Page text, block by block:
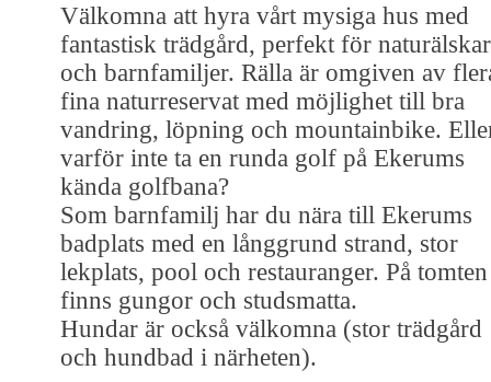
Välkomna att hyra vårt mysiga hus med
fantastisk trädgård, perfekt för
och barnfamiljer. Rälla är omgiven av
fina naturreservat med möjlighet till bra
vandring, löpning och mountainbike.
varför inte ta en runda golf på Ekerums
kända golfbana?
Som barnfamilj har du nära till Ekerums
badplats med en långgrund strand, stor
lekplats, pool och restauranger. På tomten
finns gungor och studsmatta.
Hundar är också välkomna (stor trädgård
och hundbad i närheten).